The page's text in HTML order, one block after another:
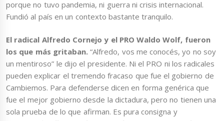
porque no tuvo pandemia, ni guerra ni crisis internacional.
Fundió al país en un contexto bastante tranquilo.
El radical Alfredo Cornejo y el PRO Waldo Wolf, fueron
los que más gritaban. “Alfredo, vos me conocés, yo no soy
un mentiroso” le dijo el presidente. Ni el PRO ni los radicales
pueden explicar el tremendo fracaso que fue el gobierno de
Cambiemos. Para defenderse dicen en forma genérica que
fue el mejor gobierno desde la dictadura, pero no tienen una
sola prueba de lo que afirman. Es pura consigna y